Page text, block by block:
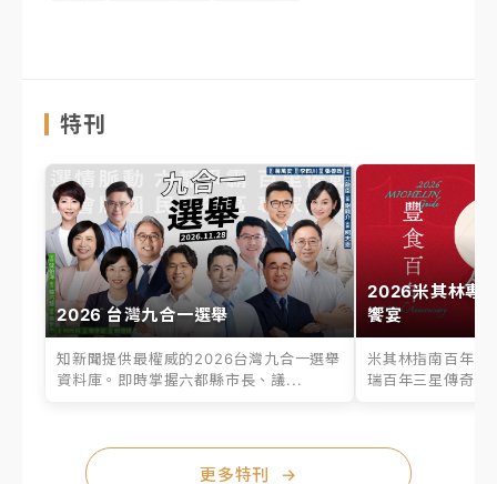
特刊
2026 台灣九合一選舉
知新聞提供最權威的2026台灣九合一選舉
資料庫。即時掌握六都縣市長、議...
2026米其林專
饗宴
米其林指南百年之
瑞百年三星傳奇、
更多特刊 →